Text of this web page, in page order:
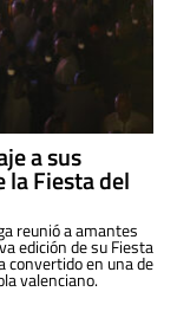
a sus
la Fiesta del
reunió a amantes
edición de su Fiesta
convertido en una de
valenciano.